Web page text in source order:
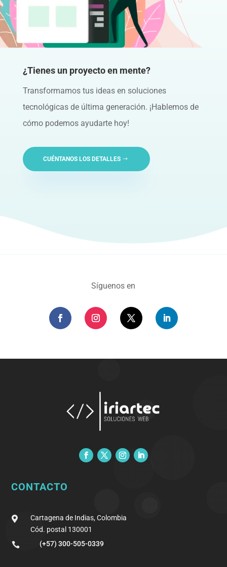
¿Tienes un proyecto en mente?
Transformamos tus ideas en soluciones
tecnológicas de última generación. ¡Hablemos de
cómo podemos ayudarte hoy!
CUÉNTANOS LOS DETALLES
Síguenos en
CONTACTO

Cartagena de Indias, Colombia
Cód. postal 130001

(+57) 300-505-0339